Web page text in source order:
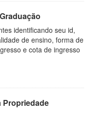
identificando seu id,
de ensino, forma de
e cota de ingresso
Propriedade